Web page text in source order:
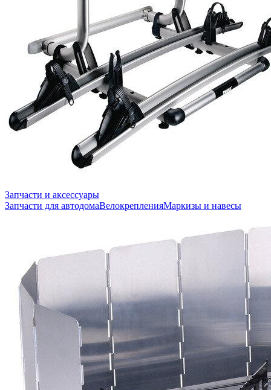
Запчасти и аксессуары
Запчасти для автодомаВелокрепленияМаркизы и навесы